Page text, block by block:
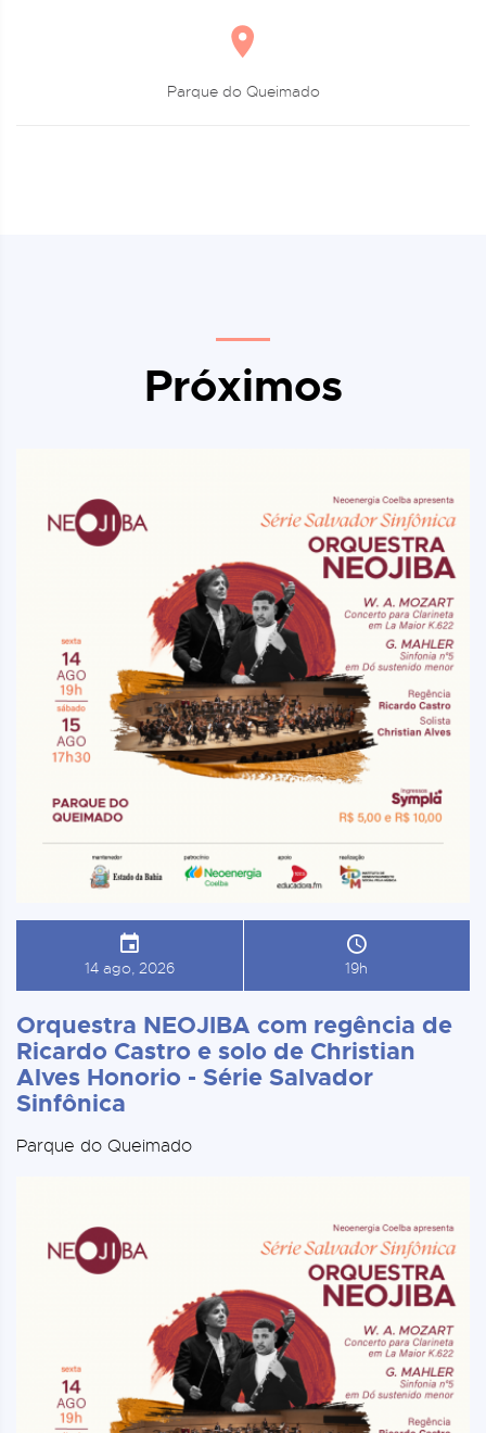
Parque do Queimado
Próximos
14 ago, 2026 19h
Orquestra NEOJIBA com regência de
Ricardo Castro e solo de Christian
Alves Honorio - Série Salvador
Sinfônica
Parque do Queimado